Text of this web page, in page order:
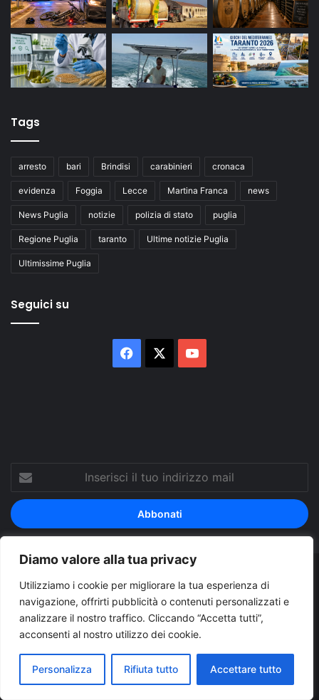
Diamo valore alla tua privacy
Utilizziamo i cookie per migliorare la tua esperienza di
navigazione, offrirti pubblicità o contenuti personalizzati e
analizzare il nostro traffico. Cliccando “Accetta tutti”,
acconsenti al nostro utilizzo dei cookie.
Personalizza Rifiuta tutto Accettare tutto
Tags
arresto bari Brindisi carabinieri cronaca
evidenza Foggia Lecce Martina Franca news
News Puglia notizie polizia di stato puglia
Regione Puglia taranto Ultime notizie Puglia
Ultimissime Puglia
Seguici su
Facebook
tuo
indirizzo
mail
© Copyright 2026, Tutti i diritti riservati |
© Copyright
Pugliapress - Quotidiano online editore associazione giornalisti
riuniti registrato presso il tribunale di Taranto al n. 569/2000 del
Cerco/Vendo
Offerte di lavoro Puglia Archivio
Contatti